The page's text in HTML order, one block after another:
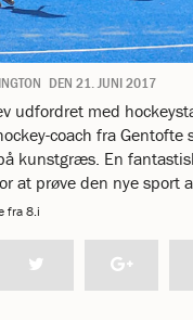
days
of
giving
it
Grow
1.13:
Move
it!
1.14:
Ucycle
We
cycle
Recycle
DEN 21. JUNI 2017
udfordret med
coach fra Gentofte
kunstgræs. En
at prøve den nye sport
fra 8.i